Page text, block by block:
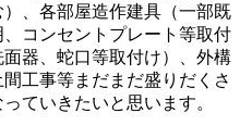
、各部屋造作建具（一部既
コンセントプレート等取付
器、蛇口等取付け）、外構
工事等まだまだ盛りだくさ
ていきたいと思います。